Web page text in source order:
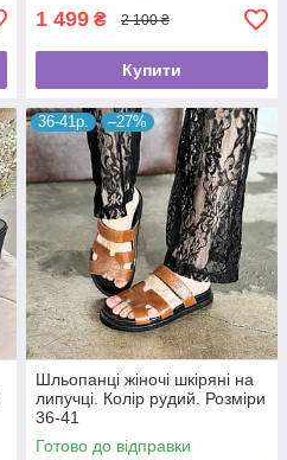
1 499 ₴ 2 100 ₴
Купити
36-41р. –27%
Шльопанці жіночі шкіряні на
липучці. Колір рудий. Розміри
36-41
Готово до відправки